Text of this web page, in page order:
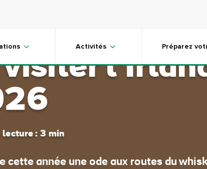
Activités Préparez
meilleures
lecture : 3 min
cette année une ode aux routes du